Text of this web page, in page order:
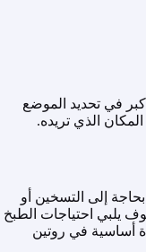
أكبر في تحديد الموضع
الذي تريده.
إلى التسخين أو
يلبي احتياجات الطبخ
أساسية في روتين